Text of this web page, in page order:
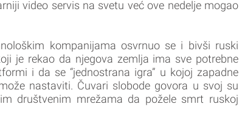
video servis na svetu već ove nedelje mogao
kompanijama osvrnuo se i bivši ruski
je rekao da njegova zemlja ima sve potrebne
i da se “jednostrana igra” u kojoj zapadne
nastaviti. Čuvari slobode govora u svoj su
društvenim mrežama da požele smrt ruskoj